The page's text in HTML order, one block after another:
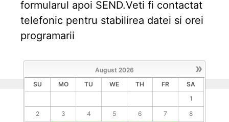
formularul apoi SEND.Veti fi contactat
telefonic pentru stabilirea datei si orei
programarii
»
August 2026
SU
MO TU WE TH FR
SA
1
2
3 4 5 6 7
8